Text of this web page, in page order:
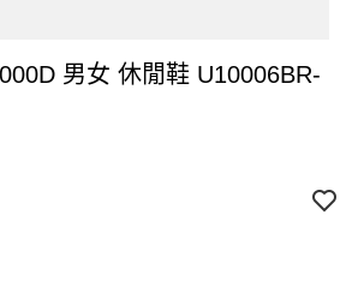
男女 休閒鞋 U10006BR-